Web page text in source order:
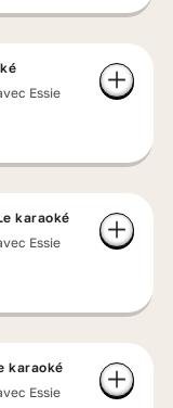
Essie
karaoké
Essie
karaoké
Essie